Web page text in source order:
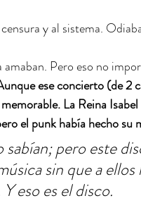
y al sistema.
Pero eso no
ese concierto (de 2
La Reina
el punk había hecho su
pero este
sin que a
eso es el disco.